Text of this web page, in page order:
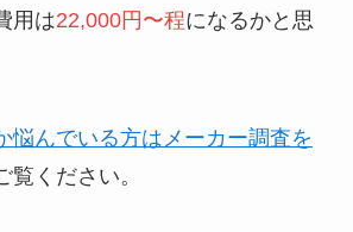
用は22,000円〜程になるかと思
悩んでいる方はメーカー調査を
覧ください。